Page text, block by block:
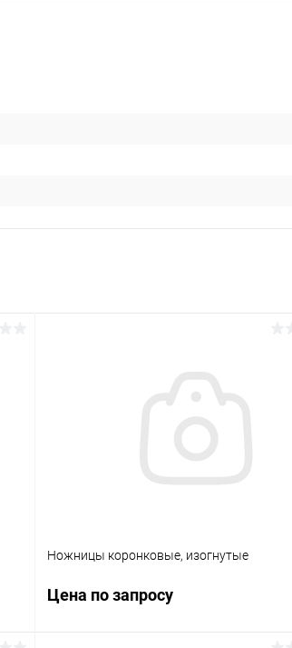
Ножницы коронковые, изогнутые
Цена по запросу